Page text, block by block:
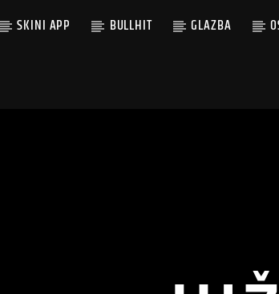
SKINI APP BULLHIT GLAZBA